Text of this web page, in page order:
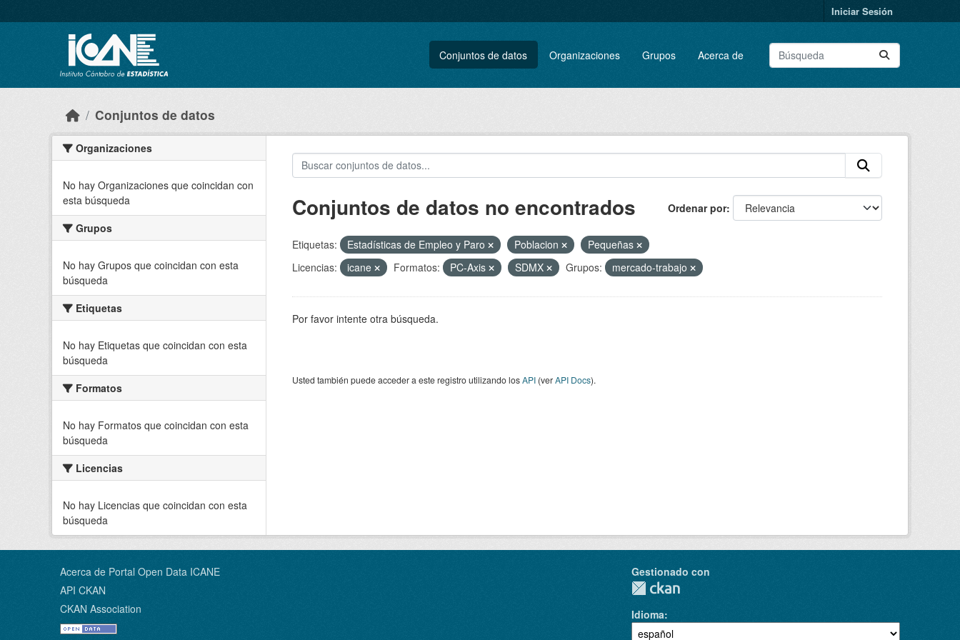
Iniciar Sesión
Conjuntos de datos Organizaciones Grupos Acerca de
Conjuntos de datos
Organizaciones
No hay Organizaciones que coincidan con
esta búsqueda
Grupos
No hay Grupos que coincidan con esta
búsqueda
Etiquetas
No hay Etiquetas que coincidan con esta
búsqueda
Formatos
No hay Formatos que coincidan con esta
búsqueda
Licencias
No hay Licencias que coincidan con esta
búsqueda
Ordenar por
Conjuntos de datos no encontrados
Etiquetas: Estadísticas de Empleo y Paro Poblacion
Pequeñas
Licencias:
icane Formatos: PC-Axis SDMX Grupos: mercado-trabajo
Por favor intente otra búsqueda.
Usted también puede acceder a este registro utilizando losAPI(verAPI Docs).
Acerca de Portal Open Data ICANE
API CKAN
CKAN Association
Gestionado con
Idioma